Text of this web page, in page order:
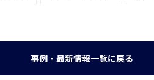
事例・最新情報一覧に戻る